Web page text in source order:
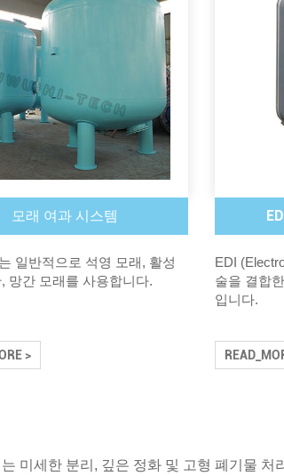
모래 여과 시스템
일반적으로 석영 모래, 활성
망간 모래를 사용합니다.
>
EDI
술을 결합
입니다.
미세한 분리, 깊은 정화 및 고형 폐기물